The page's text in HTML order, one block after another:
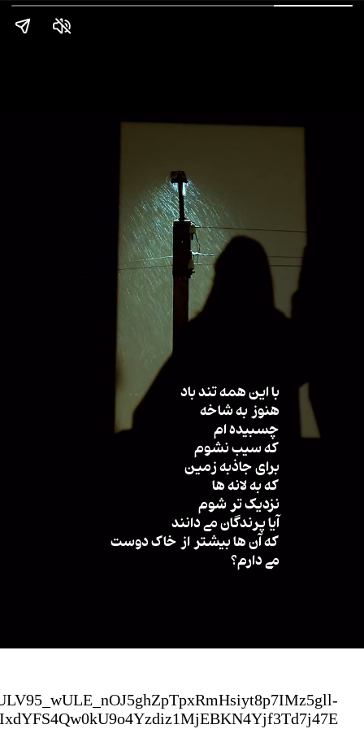
با این همه تند باد
هنوز به شاخه
چسبیده ام
که سیب نشوم
برای جاذبه زمین
که به لانه ها
نزدیک تر شوم
آیا پرندگان می دانند
که آن ها بیشتر از خاک دوست
می دارم؟